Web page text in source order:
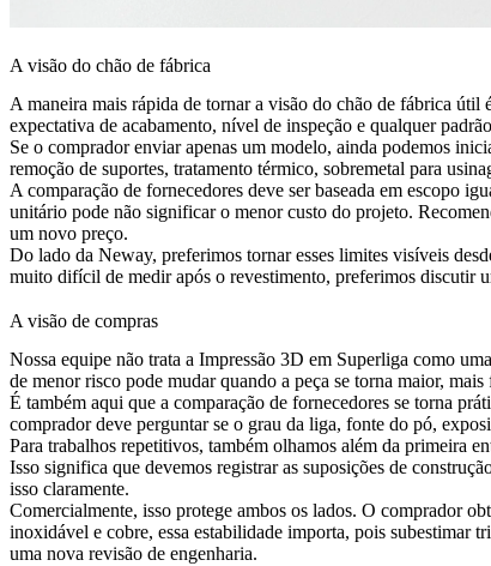
A visão do chão de fábrica
A maneira mais rápida de tornar a visão do chão de fábrica
expectativa de acabamento, nível de inspeção e qualquer
Se o comprador enviar apenas um modelo, ainda podemos
remoção de suportes, tratamento térmico, sobremetal para
A comparação de fornecedores deve ser baseada em escopo
unitário pode não significar o menor custo do projeto.
um novo preço.
Do lado da Neway, preferimos tornar esses limites visíveis
muito difícil de medir após o revestimento, preferimos discutir
A visão de compras
Nossa equipe não trata a Impressão 3D em Superliga como
de menor risco pode mudar quando a peça se torna maior,
É também aqui que a comparação de fornecedores se torna
comprador deve perguntar se o grau da liga, fonte do pó,
Para trabalhos repetitivos, também olhamos além da primeira
Isso significa que devemos registrar as suposições de
isso claramente.
Comercialmente, isso protege ambos os lados. O comprador
inoxidável e cobre, essa estabilidade importa, pois subestimar
uma nova revisão de engenharia.